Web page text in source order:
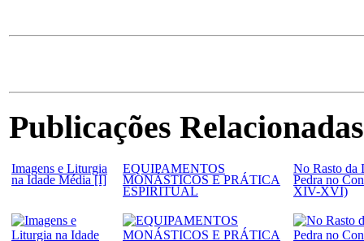
Publicações Relacionadas
Imagens e Liturgia
na Idade Média [I]
EQUIPAMENTOS
MONÁSTICOS E PRÁTICA
ESPIRITUAL
No Rasto da
Pedra no
XIV-XVI)